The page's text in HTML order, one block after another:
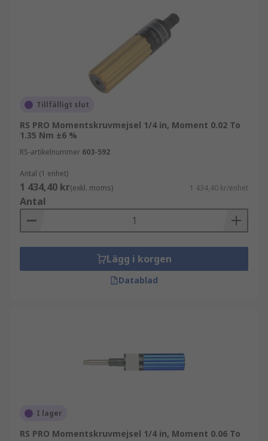
Tillfälligt slut
RS PRO Momentskruvmejsel 1/4 in, Moment 0.02 To
1.35 Nm ±6 %
RS-artikelnummer 603-592
Antal (1 enhet)
1 434,40 kr(exkl. moms) 1 434,40 kr/enhet
Antal
Lägg i korgen
Datablad
I lager
RS PRO Momentskruvmejsel 1/4 in, Moment 0.06 To